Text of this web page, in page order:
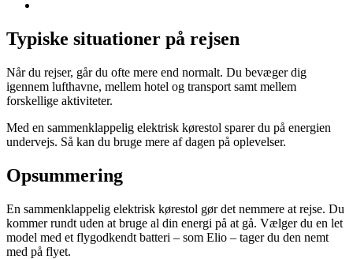
Typiske situationer på rejsen
Når du rejser, går du ofte mere end normalt. Du bevæger dig
igennem lufthavne, mellem hotel og transport samt mellem
forskellige aktiviteter.
Med en sammenklappelig elektrisk kørestol sparer du på energien
undervejs. Så kan du bruge mere af dagen på oplevelser.
Opsummering
En sammenklappelig elektrisk kørestol gør det nemmere at rejse. Du
kommer rundt uden at bruge al din energi på at gå. Vælger du en let
model med et flygodkendt batteri – som Elio – tager du den nemt
med på flyet.